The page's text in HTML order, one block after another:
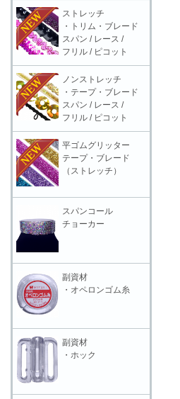
ストレッチ
・トリム・ブレード
スパン / レース /
フリル / ピコット
ノンストレッチ
・テープ・ブレード
スパン / レース /
フリル / ピコット
平ゴムグリッター
テープ・ブレード
（ストレッチ）
スパンコール
チョーカー
副資材
・オペロンゴム糸
副資材
・ホック